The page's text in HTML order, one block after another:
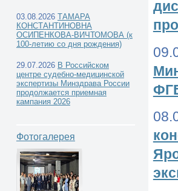
03.08.2026 ТАМАРА
КОНСТАНТИНОВНА
ОСИПЕНКОВА-ВИЧТОМОВА (к
100-летию со дня рождения)
29.07.2026 В Российском
центре судебно-медицинской
экспертизы Минздрава России
продолжается приемная
кампания 2026
Фотогалерея